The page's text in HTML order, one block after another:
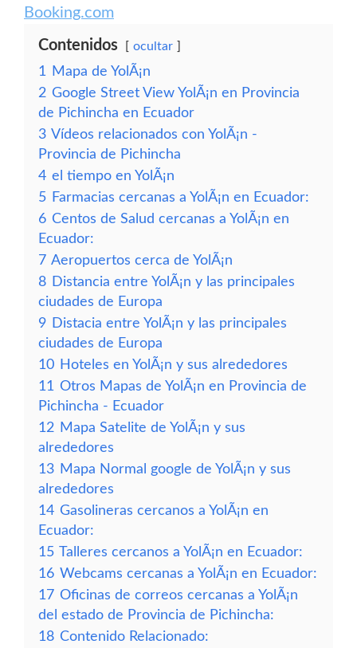
Booking.com
Contenidos ocultar
1
Mapa de YolÃ¡n
2 Google Street View YolÃ¡n en Provincia
de Pichincha en Ecuador
3 Vídeos relacionados con YolÃ¡n -
Provincia de Pichincha
4 el tiempo en YolÃ¡n
5 Farmacias cercanas a YolÃ¡n en Ecuador:
6 Centos de Salud cercanas a YolÃ¡n en
Ecuador:
7 Aeropuertos cerca de YolÃ¡n
8 Distancia entre YolÃ¡n y las principales
ciudades de Europa
9 Distacia entre YolÃ¡n y las principales
ciudades de Europa
10 Hoteles en YolÃ¡n y sus alrededores
11 Otros Mapas de YolÃ¡n en Provincia de
Pichincha - Ecuador
12 Mapa Satelite de YolÃ¡n y sus
alrededores
13 Mapa Normal google de YolÃ¡n y sus
alrededores
14 Gasolineras cercanos a YolÃ¡n en
Ecuador:
15 Talleres cercanos a YolÃ¡n en Ecuador:
16 Webcams cercanas a YolÃ¡n en Ecuador:
17 Oficinas de correos cercanas a YolÃ¡n
del estado de Provincia de Pichincha:
18 Contenido Relacionado: